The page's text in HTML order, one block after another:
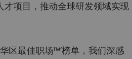
才项目，推动全球研发领域实现
区最佳职场™’榜单，我们深感